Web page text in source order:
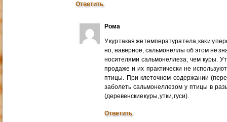
Ответить
Рома
У кур такая же температура тела, как и у
но, наверное, сальмонеллы об этом не
носителями сальмонеллеза, чем куры.
продаже и их практически не
птицы. При клеточном содержании
заболеть сальмонеллезом у птицы в
(деревенские куры, утки, гуси).
Ответить